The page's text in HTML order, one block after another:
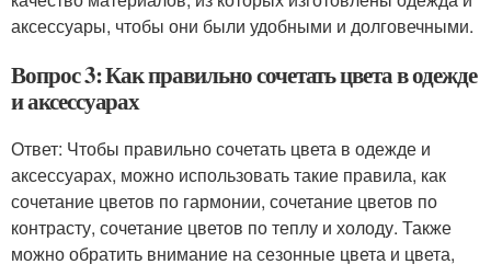
аксессуары, чтобы они были удобными и долговечными.
Вопрос 3: Как правильно сочетать цвета в одежде
и аксессуарах
Ответ: Чтобы правильно сочетать цвета в одежде и
аксессуарах, можно использовать такие правила, как
сочетание цветов по гармонии, сочетание цветов по
контрасту, сочетание цветов по теплу и холоду. Также
можно обратить внимание на сезонные цвета и цвета,